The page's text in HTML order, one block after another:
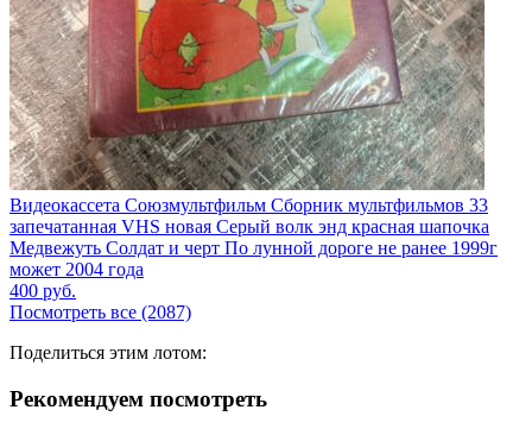
Видеокассета Союзмультфильм Сборник мультфильмов 33
запечатанная VHS новая Серый волк энд красная шапочка
Медвежуть Солдат и черт По лунной дороге не ранее 1999г
может 2004 года
400 руб.
Посмотреть все (2087)
Поделиться этим лотом:
Рекомендуем посмотреть